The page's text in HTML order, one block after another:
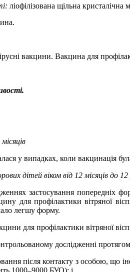
ліофілізована щільна кристалічна
вакцини. Вакцина для
у випадках, коли вакцинація
дітей віком від 12 місяців до 12
застосування
для профілактики вітряної
легшу форму.
для профілактики вітряної
дослідженні
після контакту з особою, що
1000–9000 БУО); і